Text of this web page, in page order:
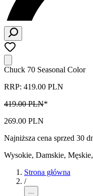
Chuck 70 Seasonal Color
RRP: 419.00 PLN
419.00 PLN*
269.00 PLN
Najniższa cena sprzed 30
Wysokie, Damskie,
Strona główna
/
...